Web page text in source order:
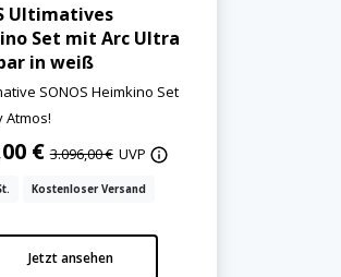
Ultimatives
Set mit Arc Ultra
in weiß
SONOS Heimkino Set
Atmos!
€3.096,00 € UVP
Kostenloser Versand
Jetzt ansehen